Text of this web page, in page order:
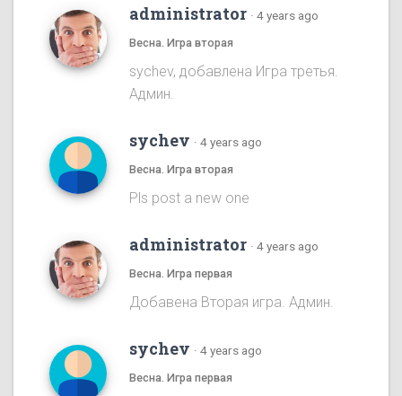
administrator · 4 years ago
Весна. Игра вторая
sychev, добавлена Игра третья.
Админ.
sychev · 4 years ago
Весна. Игра вторая
Pls post a new one
administrator · 4 years ago
Весна. Игра первая
Добавена Вторая игра. Админ.
sychev · 4 years ago
Весна. Игра первая